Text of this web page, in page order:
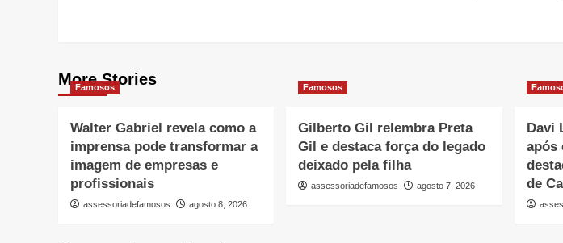
More Stories
Famosos
Walter Gabriel revela como a
imprensa pode transformar a
imagem de empresas e
profissionais
assessoriadefamosos agosto 8, 2026
Famosos
Gilberto Gil relembra Preta
Gil e destaca força do legado
deixado pela filha
assessoriadefamosos agosto 7, 2026
Davi
após
de